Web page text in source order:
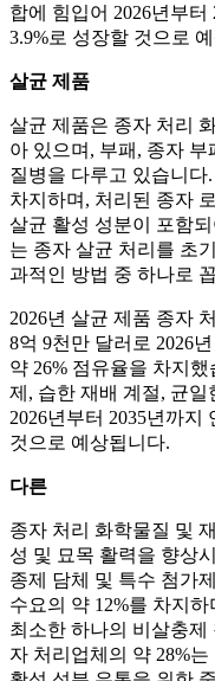
합에 힘입어 2026년부
3.9%로 성장할 것으로
살균 제품
살균 제품은 종자 처리
아 있으며, 부패, 종자
질병을 다루고 있습니다
차지하며, 처리된 종자
살균 활성 성분이 포함
는 종자 살균 처리를 초
과적인 방법 중 하나로
2026년 살균 제품 종자
8억 9천만 달러로 2026
약 26% 점유율을 차지
제, 습한 재배 계절, 균
2026년부터 2035년까지
것으로 예상됩니다.
다른
종자 처리 화학물질 및
성 및 묘목 활력을 향상
종제 담체 및 특수 첨가
수요의 약 12%를 차지
최소한 하나의 비살충
자 처리업체의 약 28%